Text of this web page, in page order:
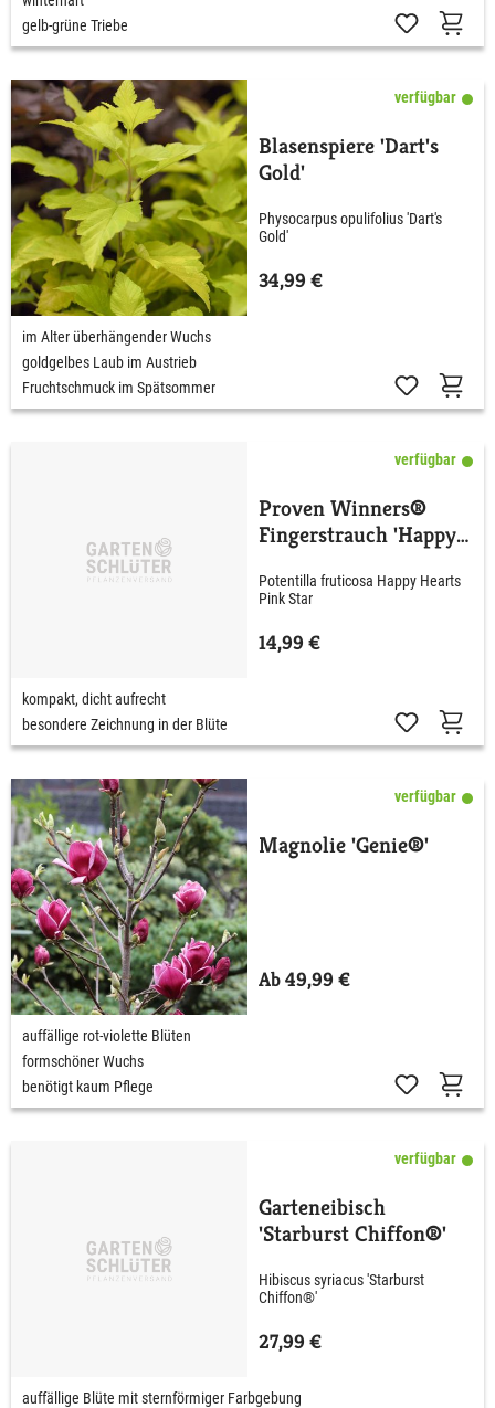
gelb-grüne Triebe
verfügbar
Blasenspiere 'Dart's
Gold'
Physocarpus opulifolius 'Dart's
Gold'
34,99 €
im Alter überhängender Wuchs
goldgelbes Laub im Austrieb
Fruchtschmuck im Spätsommer
verfügbar
Proven Winners®
Fingerstrauch 'Happy
Potentilla fruticosa Happy Hearts
Pink Star
14,99 €
kompakt, dicht aufrecht
besondere Zeichnung in der Blüte
verfügbar
Magnolie 'Genie®'
Ab 49,99 €
auffällige rot-violette Blüten
formschöner Wuchs
benötigt kaum Pflege
verfügbar
Garteneibisch
'Starburst Chiffon®'
Hibiscus syriacus 'Starburst
Chiffon®'
27,99 €
auffällige Blüte mit sternförmiger Farbgebung